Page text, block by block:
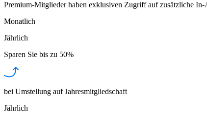
Premium-Mitglieder haben exklusiven Zugriff auf zusätzliche
Monatlich
Jährlich
Sparen Sie bis zu 50%
bei Umstellung auf Jahresmitgliedschaft
Jährlich